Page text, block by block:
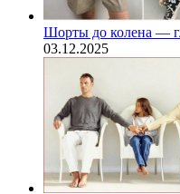
Шорты до колена —
03.12.2025